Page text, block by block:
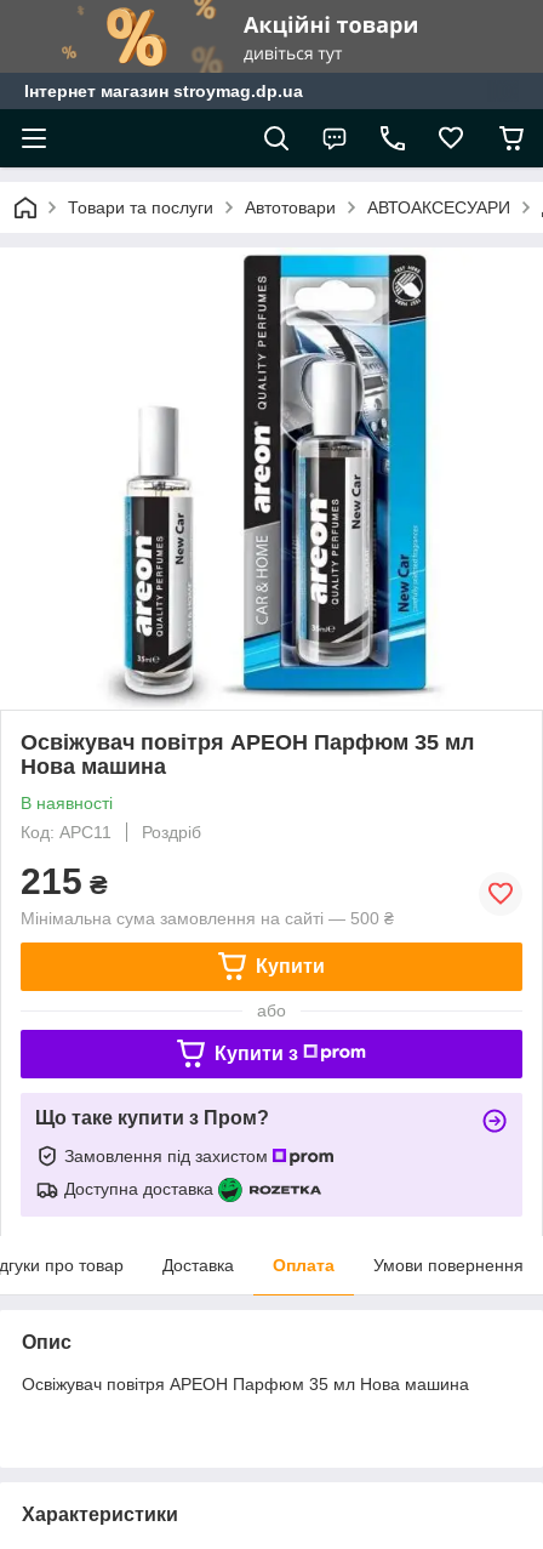
Інтернет магазин stroymag.dp.ua
Товари та послуги Автотовари АВТОАКСЕСУАРИ
Освіжувач повітря АРЕОН Парфюм 35 мл
Нова машина
В наявності
Код: APC11
Роздріб
215 ₴
Мінімальна сума замовлення на сайті — 500 ₴
Купити
або
Купити з
Що таке купити з Пром?
Замовлення під захистом
Доступна доставка
про товар Доставка Оплата Умови повернення
Опис
Освіжувач повітря АРЕОН Парфюм 35 мл Нова машина
Характеристики